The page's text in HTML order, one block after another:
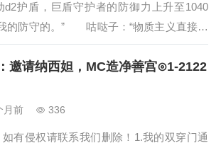
d2护盾，巨盾守护者的防御力上升至1040
的防守的。” 咕哒子：“物质主义直接攻
一个。” ...
邀请纳西妲，MC造净善宫⊙1-2122
月前 336
有侵权请联系我们删除！1.我的双穿门通